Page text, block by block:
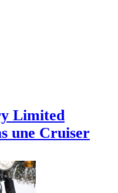
Limited
une Cruiser